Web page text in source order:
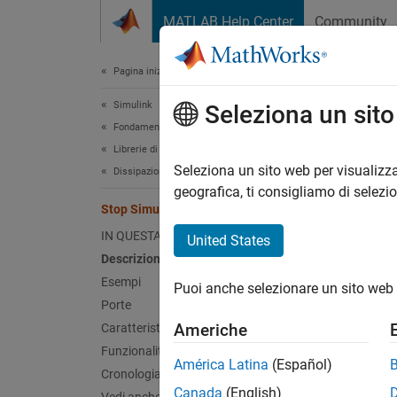
MATLAB Help Center Community
Pagina iniziale della documentazione
Simulink
Fondamenti dell’ambiente di Simulink
Librerie di blocchi
Dissipazioni
Stop Simulation
IN QUESTA PAGINA
Descrizione
Esempi
Porte
Caratteristiche del blocco
Funzionalità estese
Cronologia versioni
Il
Seleziona un
Seleziona un sito web per
geografica, ti consigliamo di
United States
Puoi anche selezionare un sito
Americhe
América Latina (Español)
Canada (English)